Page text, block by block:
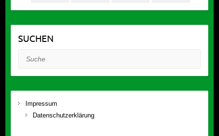
SUCHEN
Suche
Impressum
Datenschutzerklärung